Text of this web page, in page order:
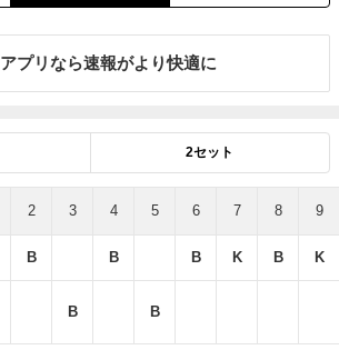
アプリなら速報がより快適に
2セット
2 3 4 5 6 7 8 9
B B B K B K
B B